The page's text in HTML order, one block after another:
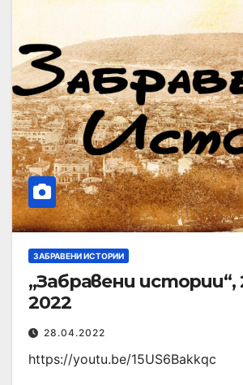
ЗАБРАВЕНИ ИСТОРИИ
„Забравени истории“,
2022
28.04.2022
https://youtu.be/15US6Bakkqc